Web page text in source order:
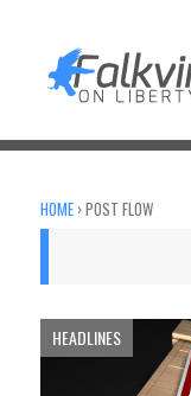
content
HOME ›POST FLOW
HEADLINES